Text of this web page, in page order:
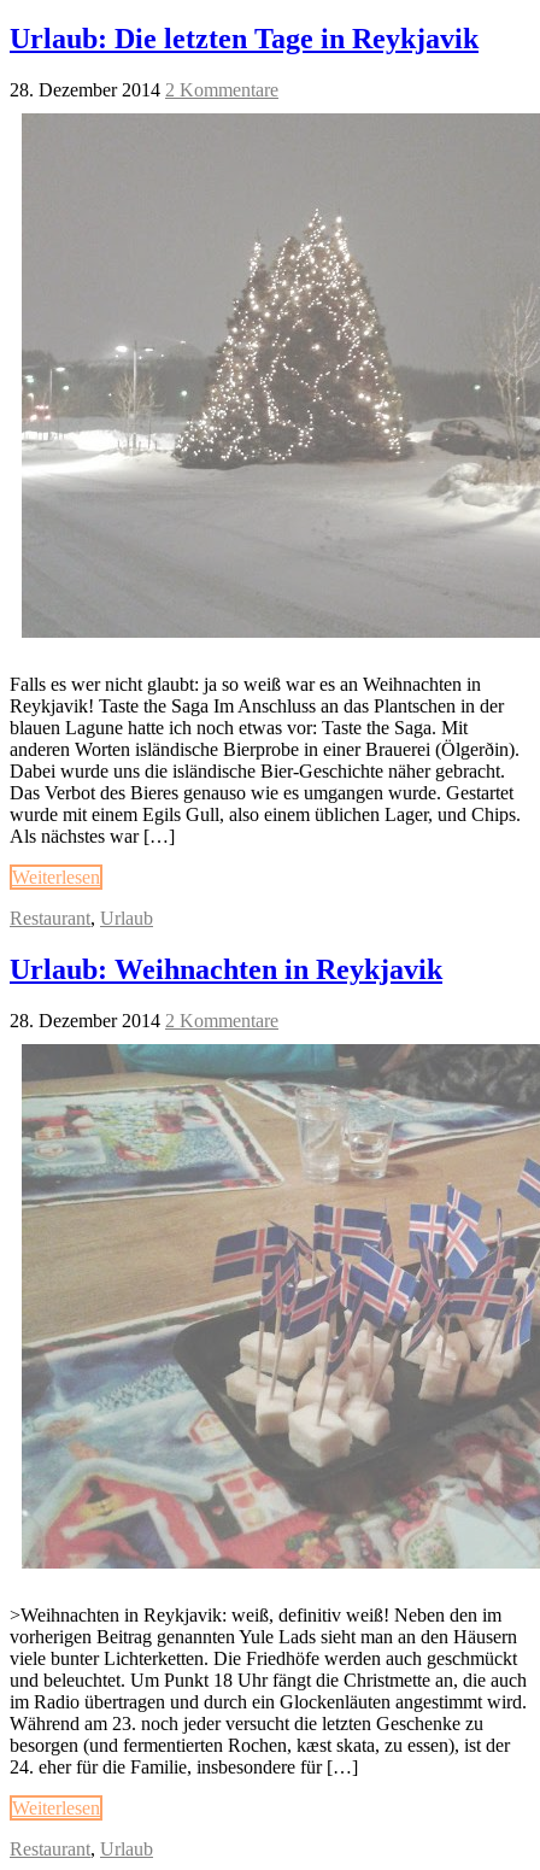
Urlaub: Die letzten Tage in Reykjavik
28. Dezember 2014 2 Kommentare
Falls es wer nicht glaubt: ja so weiß war es an Weihnachten in
Reykjavik! Taste the Saga Im Anschluss an das Plantschen in der
blauen Lagune hatte ich noch etwas vor: Taste the Saga. Mit
anderen Worten isländische Bierprobe in einer Brauerei (Ölgerðin).
Dabei wurde uns die isländische Bier-Geschichte näher gebracht.
Das Verbot des Bieres genauso wie es umgangen wurde. Gestartet
wurde mit einem Egils Gull, also einem üblichen Lager, und Chips.
Als nächstes war […]
Weiterlesen
Restaurant, Urlaub
Urlaub: Weihnachten in Reykjavik
28. Dezember 2014 2 Kommentare
>Weihnachten in Reykjavik: weiß, definitiv weiß! Neben den im
vorherigen Beitrag genannten Yule Lads sieht man an den Häusern
viele bunter Lichterketten. Die Friedhöfe werden auch geschmückt
und beleuchtet. Um Punkt 18 Uhr fängt die Christmette an, die auch
im Radio übertragen und durch ein Glockenläuten angestimmt wird.
Während am 23. noch jeder versucht die letzten Geschenke zu
besorgen (und fermentierten Rochen, kæst skata, zu essen), ist der
24. eher für die Familie, insbesondere für […]
Weiterlesen
Restaurant, Urlaub